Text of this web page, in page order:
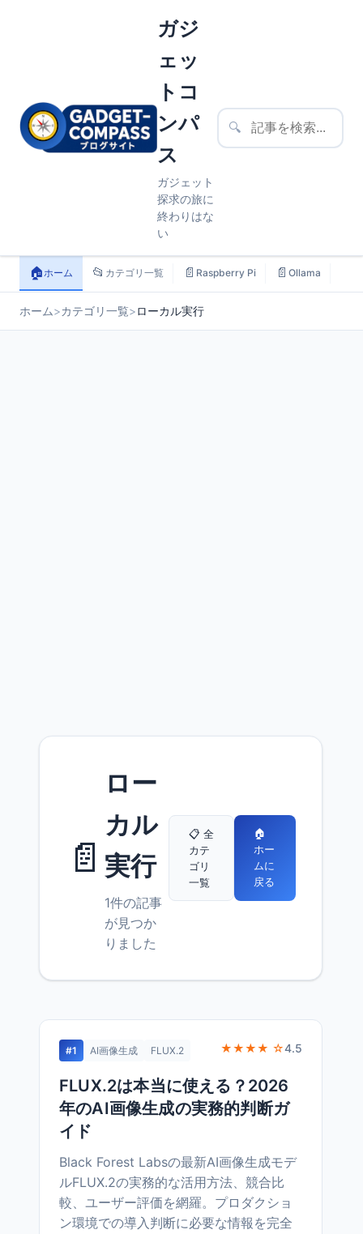
ガジ
ェッ
トコ
ンパ
ス
ガジェット
探求の旅に
終わりはな
い
🔍
🏠ホーム 📂 カテゴリ一覧 📄 Raspberry Pi 📄 Ollama
ホーム>カテゴリ一覧>ローカル実行
📄
ロー
カル
実行
1件の記事
が見つか
りました
📋 全
カテ
ゴリ
一覧
🏠
ホー
ムに
戻る
#1 AI画像生成 FLUX.2 ★★★★ ☆4.5
FLUX.2は本当に使える？2026
年のAI画像生成の実務的判断ガ
イド
Black Forest Labsの最新AI画像生成モデ
ルFLUX.2の実務的な活用方法、競合比
較、ユーザー評価を網羅。プロダクショ
ン環境での導入判断に必要な情報を完全